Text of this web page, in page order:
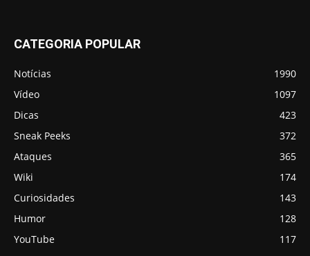
CATEGORIA POPULAR
Notícias
1990
Vídeo
1097
Dicas
423
Sneak Peeks
372
Ataques
365
Wiki
174
Curiosidades
143
Humor
128
YouTube
117